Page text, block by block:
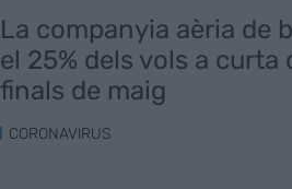
La companyia aèria de
el 25% dels vols a curta
finals de maig
CORONAVIRUS